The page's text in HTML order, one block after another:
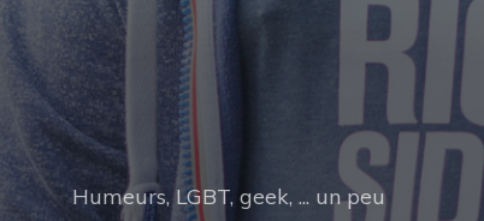
Humeurs, LGBT, geek, ... un peu